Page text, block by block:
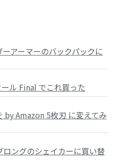
アーマーのバックパックに
ル Final でこれ買った
by Amazon 5枚刃 に変えてみ
ングのシェイカーに買い替